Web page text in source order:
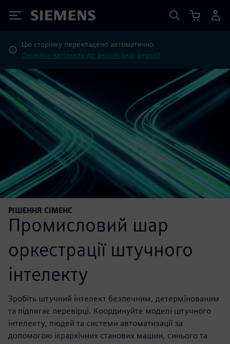
Siemens
Цю сторінку перекладено автоматично.
Перейти натомість до англійської версії?
РІШЕННЯ СІМЕНС
Промисловий шар
оркестрації штучного
інтелекту
Зробіть штучний інтелект безпечним, детермінованим
та підлягає перевірці. Координуйте моделі штучного
інтелекту, людей та системи автоматизації за
допомогою ієрархічних станових машин, синього та